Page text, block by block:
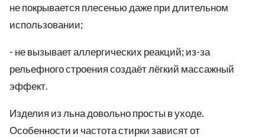
не покрывается плесенью даже при длительном
использовании;
- не вызывает аллергических реакций; из-за
рельефного строения создаёт лёгкий массажный
эффект.
Изделия из льна довольно просты в уходе.
Особенности и частота стирки зависят от